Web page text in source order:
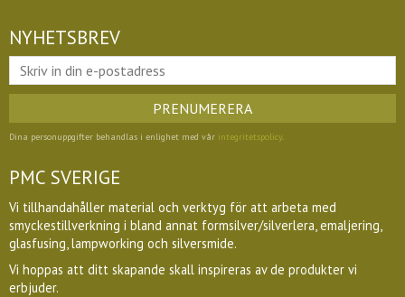
NYHETSBREV
PRENUMERERA
Dina personuppgifter behandlas i enlighet med vår integritetspolicy.
PMC SVERIGE
Vi tillhandahåller material och verktyg för att arbeta med
smyckestillverkning i bland annat formsilver/silverlera, emaljering,
glasfusing, lampworking och silversmide.
Vi hoppas att ditt skapande skall inspireras av de produkter vi
erbjuder.